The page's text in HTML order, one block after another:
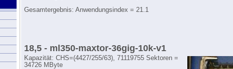
Gesamtergebnis: Anwendungsindex = 21.1
18,5 - ml350-maxtor-36gig-10k-v1
Kapazität: CHS=(4427/255/63), 71119755 Sektoren =
34726 MByte